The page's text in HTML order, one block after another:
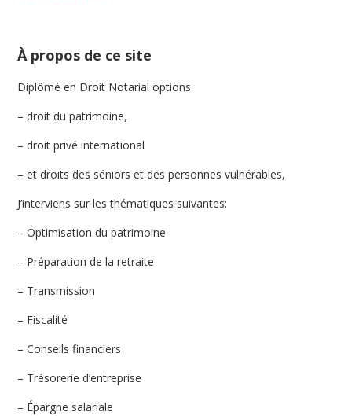
À propos de ce site
Diplômé en Droit Notarial options
– droit du patrimoine,
– droit privé international
– et droits des séniors et des personnes vulnérables,
J’interviens sur les thématiques suivantes:
– Optimisation du patrimoine
– Préparation de la retraite
– Transmission
– Fiscalité
– Conseils financiers
– Trésorerie d’entreprise
– Épargne salariale